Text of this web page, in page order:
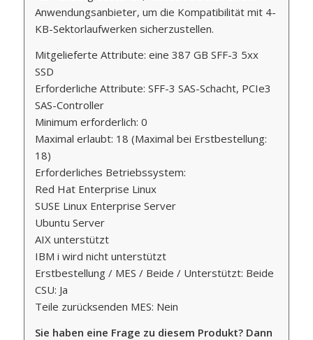
Anwendungsanbieter, um die Kompatibilität mit 4-
KB-Sektorlaufwerken sicherzustellen.
Mitgelieferte Attribute: eine 387 GB SFF-3 5xx
SSD
Erforderliche Attribute: SFF-3 SAS-Schacht, PCIe3
SAS-Controller
Minimum erforderlich: 0
Maximal erlaubt: 18 (Maximal bei Erstbestellung:
18)
Erforderliches Betriebssystem:
Red Hat Enterprise Linux
SUSE Linux Enterprise Server
Ubuntu Server
AIX unterstützt
IBM i wird nicht unterstützt
Erstbestellung / MES / Beide / Unterstützt: Beide
CSU: Ja
Teile zurücksenden MES: Nein
Sie haben eine Frage zu diesem Produkt? Dann